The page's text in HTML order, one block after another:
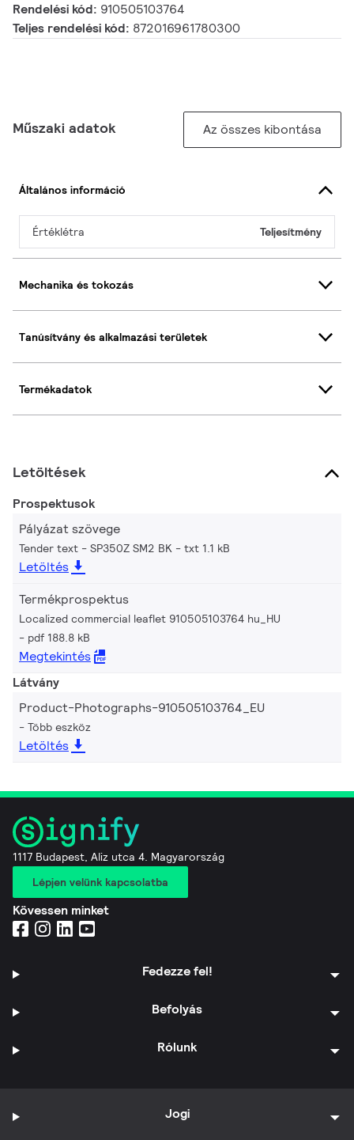
Rendelési kód: 910505103764
Teljes rendelési kód: 872016961780300
Műszaki adatok Az összes kibontása
Általános információ
Értéklétra Teljesítmény
Mechanika és tokozás
Tanúsítvány és alkalmazási területek
Termékadatok
Letöltések
Prospektusok
Pályázat szövege
Tender text - SP350Z SM2 BK txt 1.1 kB
Letöltés
Termékprospektus
Localized commercial leaflet 910505103764 hu_HU
pdf 188.8 kB
Megtekintés
Látvány
Product-Photographs-910505103764_EU
Több eszköz
Letöltés
1117 Budapest, Aliz utca 4. Magyarország
Lépjen velünk kapcsolatba
Kövessen minket
Fedezze fel!
Befolyás
Rólunk
Jogi